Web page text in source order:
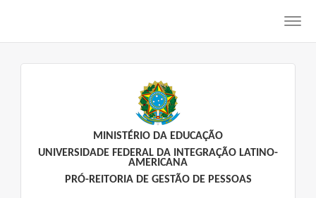
MINISTÉRIO DA EDUCAÇÃO
UNIVERSIDADE FEDERAL DA INTEGRAÇÃO LATINO-
AMERICANA
PRÓ-REITORIA DE GESTÃO DE PESSOAS